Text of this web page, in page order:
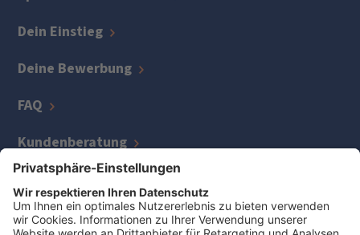
Dein Einstieg
Deine Bewerbung
FAQ
Kundenberatung
IT
Kreditmanagement